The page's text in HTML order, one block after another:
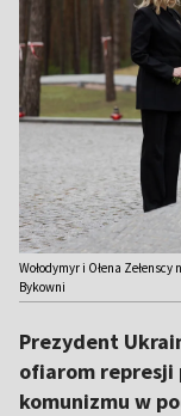
Wołodymyr i Ołena
Bykowni
Prezydent
ofiarom
komunizmu w